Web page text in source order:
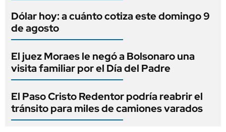
Dólar hoy: a cuánto cotiza este domingo 9
de agosto
El juez Moraes le negó a Bolsonaro una
visita familiar por el Día del Padre
El Paso Cristo Redentor podría reabrir el
tránsito para miles de camiones varados